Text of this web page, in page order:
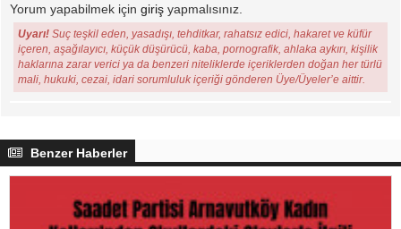
Yorum yapabilmek için giriş yapmalısınız.
Uyarı! Suç teşkil eden, yasadışı, tehditkar, rahatsız edici, hakaret ve küfür
içeren, aşağılayıcı, küçük düşürücü, kaba, pornografik, ahlaka aykırı, kişilik
haklarına zarar verici ya da benzeri niteliklerde içeriklerden doğan her türlü
mali, hukuki, cezai, idari sorumluluk içeriği gönderen Üye/Üyeler’e aittir.
Benzer Haberler